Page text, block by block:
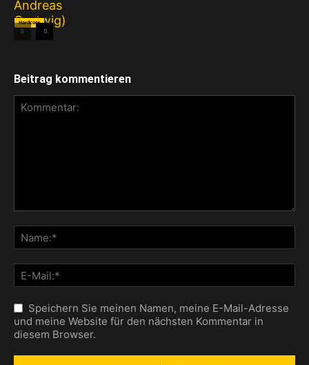
Hardcore
Beitrag kommentieren
Speichern Sie meinen Namen, meine E-Mail-Adresse
und meine Website für den nächsten Kommentar in
diesem Browser.